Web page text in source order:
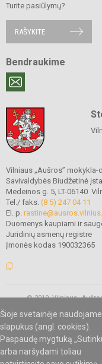
Šioje svetainėje naudojame
slapukus (angl. cookies).
Paspaudę mygtuką
arba naršydami toliau
Turite pasiūlymų?
RAŠYKITE
Bendraukime
Vilniaus „Aušros” mokykla-
Savivaldybės Biudžetinė
Medeinos g. 5, LT-06140
Tel./ faks. (8 5) 247 04 11
El. p.
Duomenys kaupiami ir
Juridinių asmenų registre
Įmonės kodas 190032365
© 2019. Vilniaus